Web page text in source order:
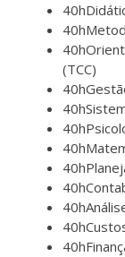
(TCC)